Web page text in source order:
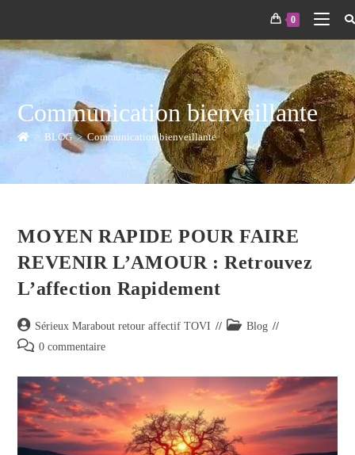
0
Communication bienveillante
> BLOG > Communication bienveillante
MOYEN RAPIDE POUR FAIRE
REVENIR L’AMOUR : Retrouvez
L’affection Rapidement
Sérieux Marabout retour affectif TOVI
Blog
0 commentaire